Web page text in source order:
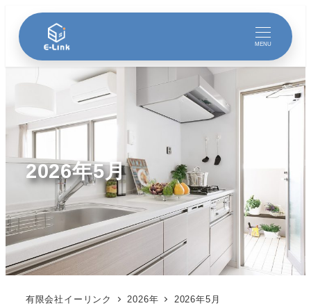
MENU
2026年5月
有限会社イーリンク 2026年 2026年5月